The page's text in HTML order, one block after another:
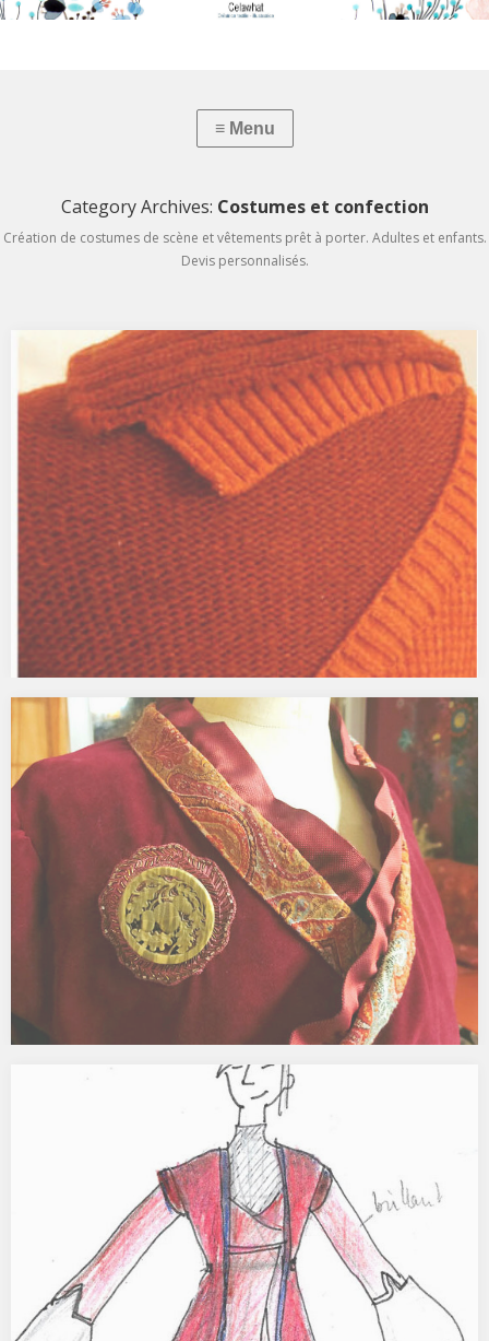
Category Archives: Costumes et confection
Création de costumes de scène et vêtements prêt à porter. Adultes et enfants.
Devis personnalisés.